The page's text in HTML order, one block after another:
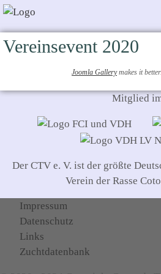
Vereinsevent 2020
Joomla Gallerymakes it
Mitglied
Der CTV e. V. ist der größte
Verein der Rasse
Impressum
Datenschutz
Links
Zuchtdatenbank